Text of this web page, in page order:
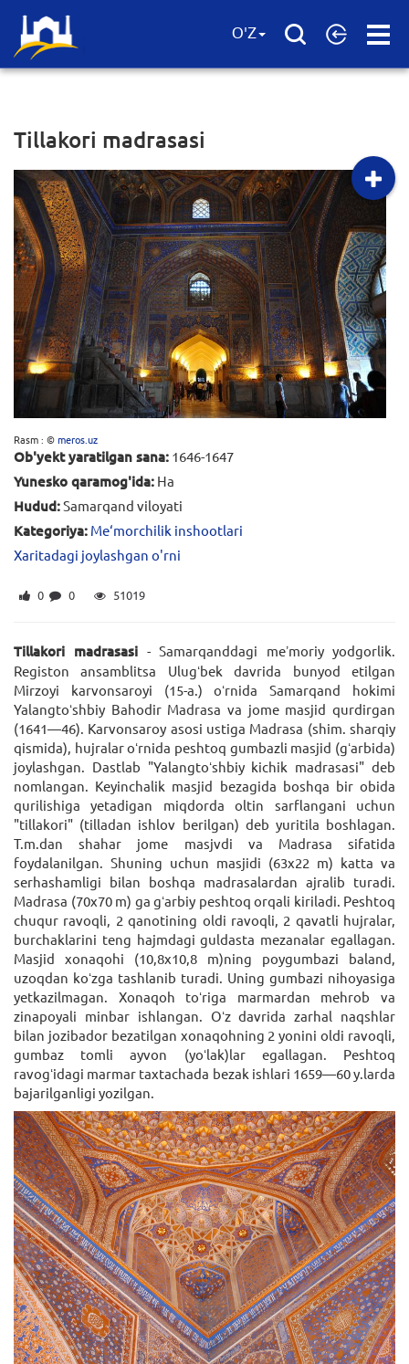
Open
O'Z
Tillakori madrasasi
Rasm : ©meros.uz
Ob'yekt yaratilgan sana: 1646-1647
Yunesko qaramog'ida: Ha
Hudud:Samarqand viloyati
Kategoriya: Me‘morchilik inshootlari
Xaritadagi joylashgan o'rni
0 0 51019
Tillakori madrasasi - Samarqanddagi meʼmoriy yodgorlik.
Registon ansamblitsa Ulugʻbek davrida bunyod etilgan
Mirzoyi karvonsaroyi (15-a.) oʻrnida Samarqand hokimi
Yalangtoʻshbiy Bahodir Madrasa va jome masjid qurdirgan
(1641—46). Karvonsaroy asosi ustiga Madrasa (shim. sharqiy
qismida), hujralar oʻrnida peshtoq gumbazli masjid (gʻarbida)
joylashgan. Dastlab "Yalangtoʻshbiy kichik madrasasi" deb
nomlangan. Keyinchalik masjid bezagida boshqa bir obida
qurilishiga yetadigan miqdorda oltin sarflangani uchun
"tillakori" (tilladan ishlov berilgan) deb yuritila boshlagan.
T.m.dan shahar jome masjvdi va Madrasa sifatida
foydalanilgan. Shuning uchun masjidi (63x22 m) katta va
serhashamligi bilan boshqa madrasalardan ajralib turadi.
Madrasa (70x70 m) ga gʻarbiy peshtoq orqali kiriladi. Peshtoq
chuqur ravoqli, 2 qanotining oldi ravoqli, 2 qavatli hujralar,
burchaklarini teng hajmdagi guldasta mezanalar egallagan.
Masjid xonaqohi (10,8x10,8 m)ning poygumbazi baland,
uzoqdan koʻzga tashlanib turadi. Uning gumbazi nihoyasiga
yetkazilmagan. Xonaqoh toʻriga marmardan mehrob va
zinapoyali minbar ishlangan. Oʻz davrida zarhal naqshlar
bilan jozibador bezatilgan xonaqohning 2 yonini oldi ravoqli,
gumbaz tomli ayvon (yoʻlak)lar egallagan. Peshtoq
ravogʻidagi marmar taxtachada bezak ishlari 1659—60 y.larda
bajarilganligi yozilgan.